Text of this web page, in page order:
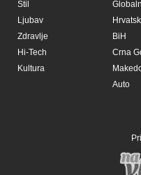
Stil
Ljubav
Zdravlje
Hi-Tech
Kultura
BiH
Crna
Auto